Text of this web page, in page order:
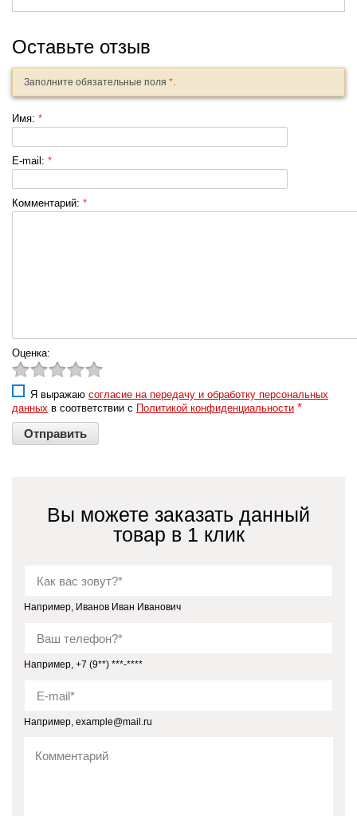
Оставьте отзыв
Заполните обязательные поля *.
Имя: *
E-mail: *
Комментарий: *
Оценка:
Я выражаю согласие на передачу и обработку персональных
данных в соответствии с Политикой конфиденциальности *
Вы можете заказать данный
товар в 1 клик
Например, Иванов Иван Иванович
Например, +7 (9**) ***-****
Например, example@mail.ru